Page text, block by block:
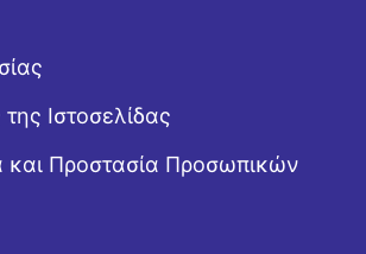
Ιστοσελίδας
και Προστασία Προσωπικών